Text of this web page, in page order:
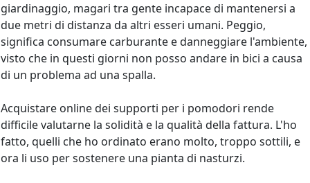
giardinaggio, magari tra gente incapace di mantenersi a
due metri di distanza da altri esseri umani. Peggio,
significa consumare carburante e danneggiare l'ambiente,
visto che in questi giorni non posso andare in bici a causa
di un problema ad una spalla.
Acquistare online dei supporti per i pomodori rende
difficile valutarne la solidità e la qualità della fattura. L'ho
fatto, quelli che ho ordinato erano molto, troppo sottili, e
ora li uso per sostenere una pianta di nasturzi.